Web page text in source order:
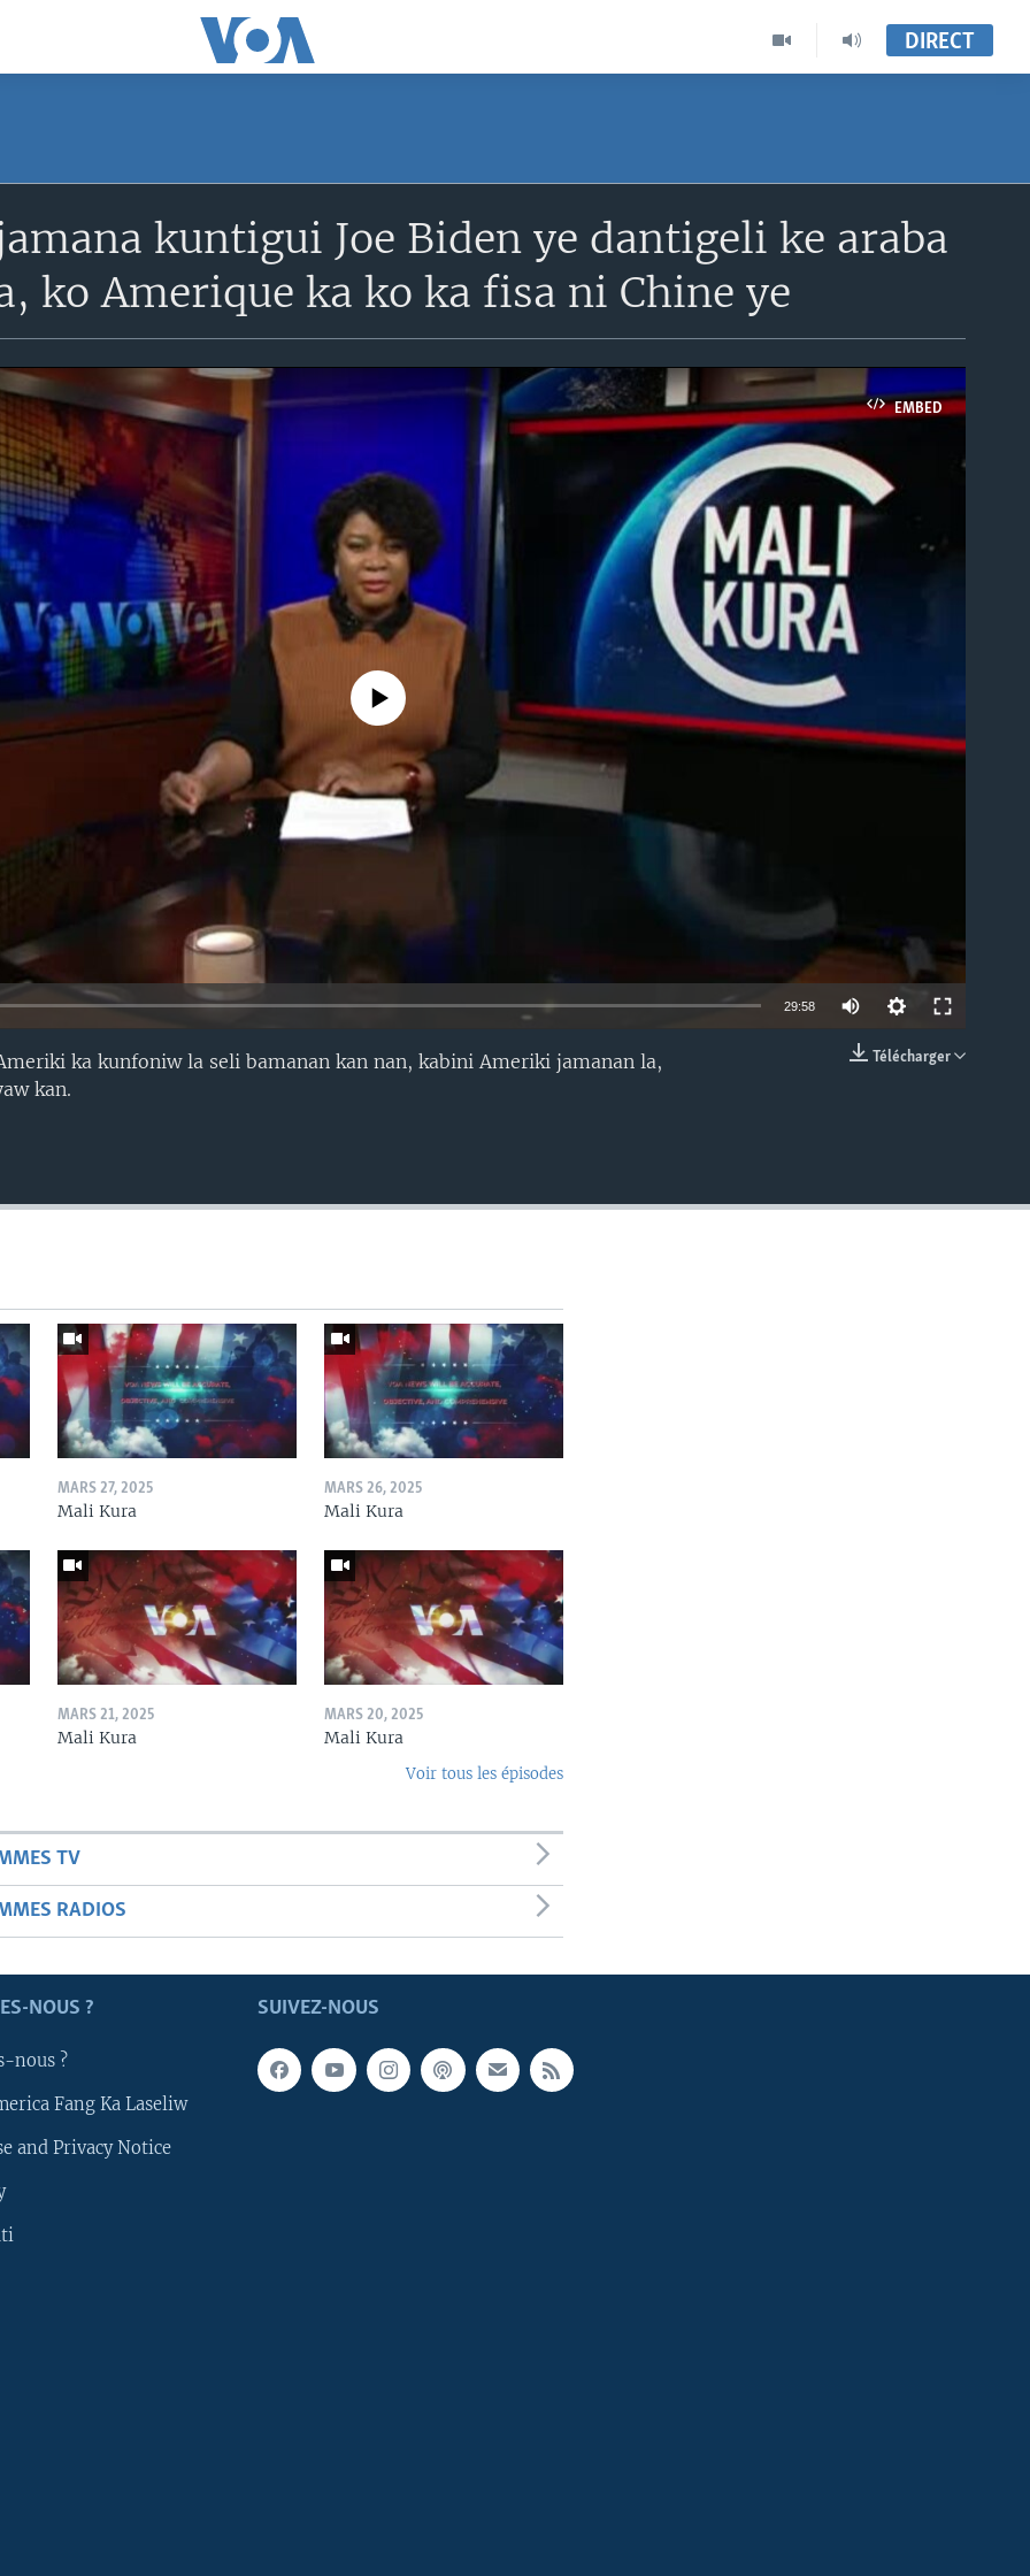
DIRECT
kuntigui Joe Biden ye dantigeli ke araba
ko Amerique ka ko ka fisa ni Chine ye
EMBED
No media source currently available
29:58
Télécharger
ka kunfoniw la seli bamanan kan nan, kabini Ameriki jamanan la,
kan.
MARS 27, 2025
Mali Kura
MARS 26, 2025
Mali Kura
MARS 21, 2025
Mali Kura
MARS 20, 2025
Mali Kura
Voir tous les épisodes
TV
RADIOS
SUIVEZ-NOUS
NOUS ?
nous ?
Fang Ka Laseliw
and Privacy Notice